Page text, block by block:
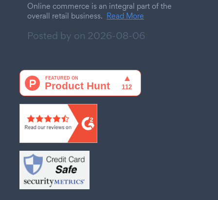
Online commerce is an integral part of the
overall retail business. Read More
Posted by on 2026-08-06